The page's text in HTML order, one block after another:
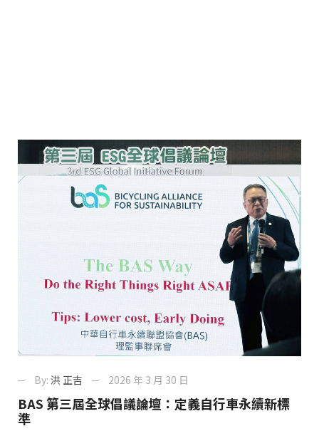
By: 洪 正吉 2026 年 3 月 30 日
BAS 第三屆全球倡議論壇：定義自行車永續新標
準